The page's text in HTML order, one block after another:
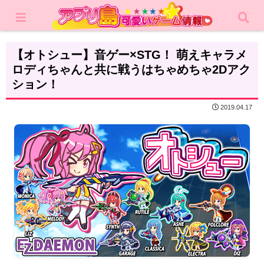
レビュー アクション
【オトシュー】音ゲー×STG！ 萌えキャラメ
ロディちゃんと共に戦うはちゃめちゃ2Dアク
ション！
2019.04.17